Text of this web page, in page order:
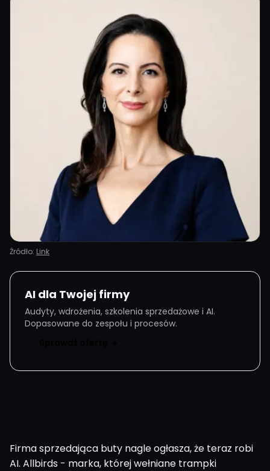
Źródło: Link
AI dla Twojej firmy
Audyty, wdrożenia, szkolenia sprzedażowe i AI.
Dopasowane do zespołu i procesów.
Firma sprzedająca buty nagle ogłasza, że teraz robi
AI. Allbirds - marka, której wełniane trampki